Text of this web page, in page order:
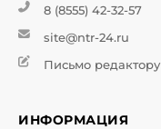
8 (8555) 42-32-57
site@ntr-24.ru
Письмо редактору
ИНФОРМАЦИЯ